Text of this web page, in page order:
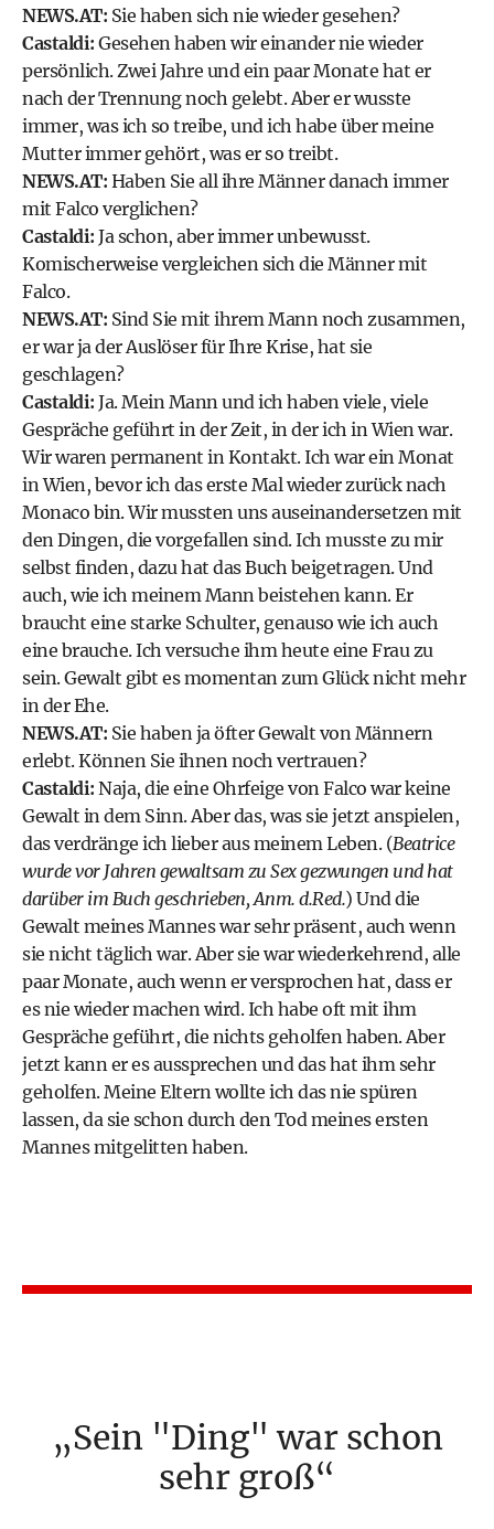
NEWS.AT: Sie haben sich nie wieder gesehen?
Castaldi: Gesehen haben wir einander nie wieder
persönlich. Zwei Jahre und ein paar Monate hat er
nach der Trennung noch gelebt. Aber er wusste
immer, was ich so treibe, und ich habe über meine
Mutter immer gehört, was er so treibt.
NEWS.AT: Haben Sie all ihre Männer danach immer
mit Falco verglichen?
Castaldi: Ja schon, aber immer unbewusst.
Komischerweise vergleichen sich die Männer mit
Falco.
NEWS.AT: Sind Sie mit ihrem Mann noch zusammen,
er war ja der Auslöser für Ihre Krise, hat sie
geschlagen?
Castaldi: Ja. Mein Mann und ich haben viele, viele
Gespräche geführt in der Zeit, in der ich in Wien war.
Wir waren permanent in Kontakt. Ich war ein Monat
in Wien, bevor ich das erste Mal wieder zurück nach
Monaco bin. Wir mussten uns auseinandersetzen mit
den Dingen, die vorgefallen sind. Ich musste zu mir
selbst finden, dazu hat das Buch beigetragen. Und
auch, wie ich meinem Mann beistehen kann. Er
braucht eine starke Schulter, genauso wie ich auch
eine brauche. Ich versuche ihm heute eine Frau zu
sein. Gewalt gibt es momentan zum Glück nicht mehr
in der Ehe.
NEWS.AT: Sie haben ja öfter Gewalt von Männern
erlebt. Können Sie ihnen noch vertrauen?
Castaldi: Naja, die eine Ohrfeige von Falco war keine
Gewalt in dem Sinn. Aber das, was sie jetzt anspielen,
das verdränge ich lieber aus meinem Leben. (Beatrice
wurde vor Jahren gewaltsam zu Sex gezwungen und hat
darüber im Buch geschrieben, Anm. d.Red.) Und die
Gewalt meines Mannes war sehr präsent, auch wenn
sie nicht täglich war. Aber sie war wiederkehrend, alle
paar Monate, auch wenn er versprochen hat, dass er
es nie wieder machen wird. Ich habe oft mit ihm
Gespräche geführt, die nichts geholfen haben. Aber
jetzt kann er es aussprechen und das hat ihm sehr
geholfen. Meine Eltern wollte ich das nie spüren
lassen, da sie schon durch den Tod meines ersten
Mannes mitgelitten haben.
Sein "Ding" war schon
sehr groß